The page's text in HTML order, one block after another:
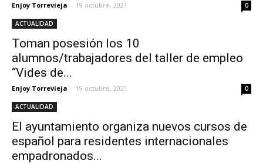
Enjoy Torrevieja - 19 octubre, 2021 0
ACTUALIDAD
Toman posesión los 10
alumnos/trabajadores del taller de empleo
“Vides de...
Enjoy Torrevieja - 19 octubre, 2021 0
ACTUALIDAD
El ayuntamiento organiza nuevos cursos de
español para residentes internacionales
empadronados...